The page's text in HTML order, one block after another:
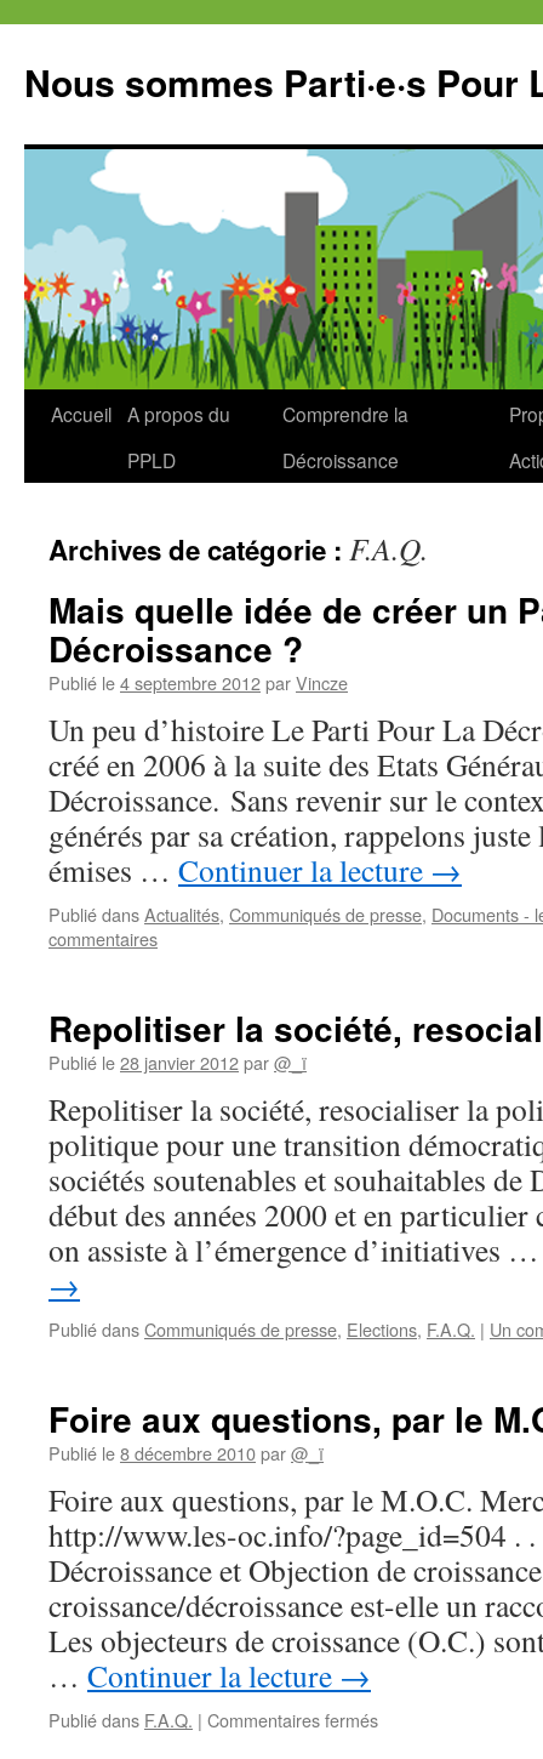
contenu
Nous sommes Parti·e·s
Accueil A propos du
PPLD
Comprendre la
Décroissance
Archives de catégorie : F.A.Q.
Mais quelle idée de créer un
Décroissance ?
Publié le4 septembre 2012parVincze
Un peu d’histoire Le Parti Pour La
créé en 2006 à la suite des Etats
Décroissance. Sans revenir sur le
générés par sa création, rappelons
émises … Continuer la lecture →
Publié dansActualités, Communiqués de presse, Documents -
commentaires
Repolitiser la société,
Publié le28 janvier 2012par@_ï
Repolitiser la société, resocialiser la
politique pour une transition
sociétés soutenables et souhaitables de
début des années 2000 et en particulier
on assiste à l’émergence d’initiatives
→
Publié dansCommuniqués de presse, Elections, F.A.Q. | Un
Foire aux questions, par le
Publié le8 décembre 2010par@_ï
Foire aux questions, par le M.O.C.
http://www.les-oc.info/?page_id=504 .
Décroissance et Objection de
croissance/décroissance est-elle un
Les objecteurs de croissance (O.C.)
… Continuer la lecture →
Publié dans F.A.Q. | Commentaires ferméssur